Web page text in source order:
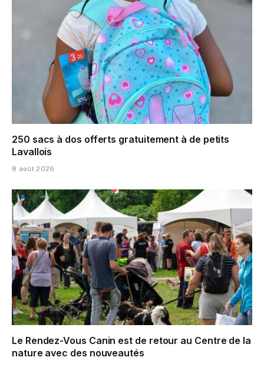
250 sacs à dos offerts gratuitement à de petits
Lavallois
8 août 2026
Le Rendez-Vous Canin est de retour au Centre de la
nature avec des nouveautés